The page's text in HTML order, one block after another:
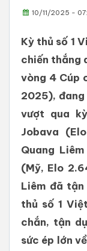
10/11/2025 -
Kỳ thủ số 1
chiến thắng
vòng 4 Cúp
2025),
vượt qua
Jobava
Quang
(Mỹ, Elo
Liêm đã
thủ số 1
chắn, tận
sức ép lớn